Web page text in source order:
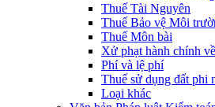
Thuế Tài Nguyên
Thuế Bảo vệ Môi
Thuế Môn bài
Xử phạt hành chính
Phí và lệ phí
Thuế sử dụng đất phi
Loại khác